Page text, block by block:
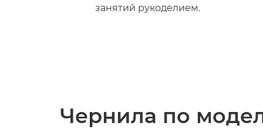
занятий рукоделием.
Чернила по